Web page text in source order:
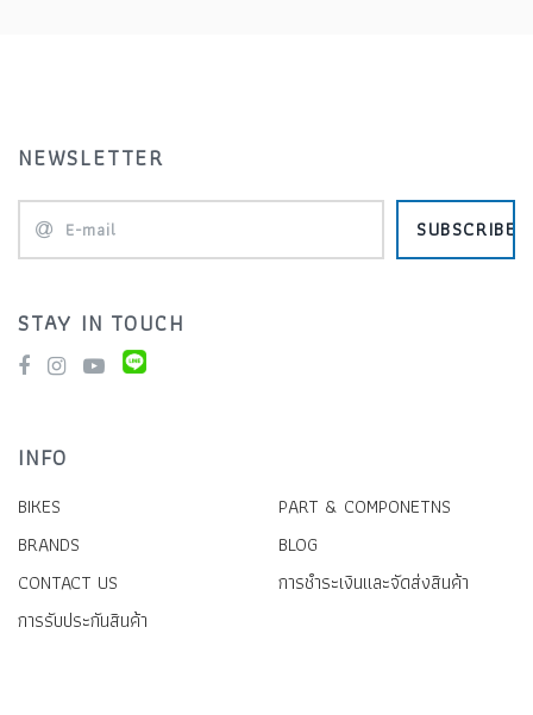
NEWSLETTER
SUBSCRIBE
STAY IN TOUCH
INFO
BIKES
PART & COMPONETNS
BRANDS
BLOG
CONTACT US
การชำระเงินและจัดส่งสินค้า
การรับประกันสินค้า